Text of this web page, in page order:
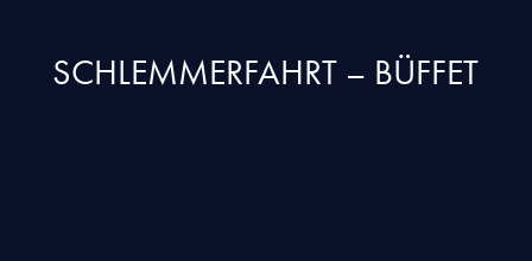
SCHLEMMERFAHRT – BÜFFET